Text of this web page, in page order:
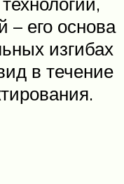
– его основа
изгибах
в течение